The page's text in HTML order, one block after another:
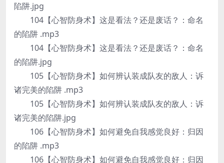
陷阱.jpg
104【心智防身术】这是看法？还是废话？：命名
的陷阱 .mp3
104【心智防身术】这是看法？还是废话？：命名
的陷阱.jpg
105【心智防身术】如何辨认装成队友的敌人：诉
诸完美的陷阱 .mp3
105【心智防身术】如何辨认装成队友的敌人：诉
诸完美的陷阱.jpg
106【心智防身术】如何避免自我感觉良好：归因
的陷阱 .mp3
106【心智防身术】如何避免自我感觉良好：归因